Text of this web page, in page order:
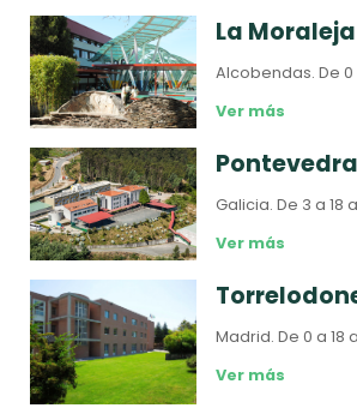
La Moraleja
Alcobendas.De 0
Ver más
Pontevedra
Galicia.De 3 a 18
Ver más
Madrid.De 0 a 18
Ver más